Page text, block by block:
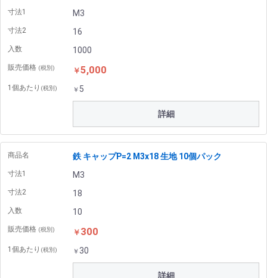
寸法1 M3
寸法2 16
入数 1000
販売価格 (税別) ￥5,000
1個あたり (税別) ￥ 5
詳細
商品名 鉄 キャップP=2 M3x18 生地 10個パック
寸法1 M3
寸法2 18
入数 10
販売価格 (税別) ￥ 300
1個あたり (税別) ￥ 30
詳細